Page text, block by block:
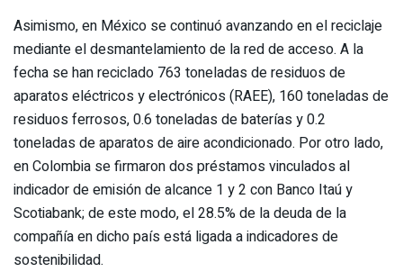
Asimismo, en México se continuó avanzando en el reciclaje
mediante el desmantelamiento de la red de acceso. A la
fecha se han reciclado 763 toneladas de residuos de
aparatos eléctricos y electrónicos (RAEE), 160 toneladas de
residuos ferrosos, 0.6 toneladas de baterías y 0.2
toneladas de aparatos de aire acondicionado. Por otro lado,
en Colombia se firmaron dos préstamos vinculados al
indicador de emisión de alcance 1 y 2 con Banco Itaú y
Scotiabank; de este modo, el 28.5% de la deuda de la
compañía en dicho país está ligada a indicadores de
sostenibilidad.